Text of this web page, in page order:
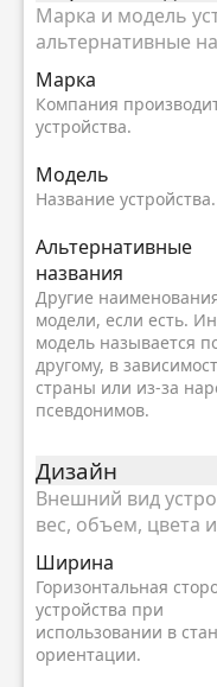
Марка и модель
альтернативные
Марка
Компания
устройства.
Модель
Название устройства.
Альтернативные
названия
Другие
модели, если есть.
модель называется
другому, в
страны или из-за
псевдонимов.
Дизайн
Внешний вид
вес, объем, цвета
Ширина
Горизонтальная
устройства при
использовании в
ориентации.